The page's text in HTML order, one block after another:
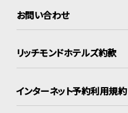
お問い合わせ
リッチモンドホテルズ約款
インターネット予約利用規約